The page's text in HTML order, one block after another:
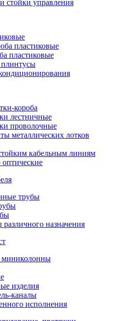
стойки управления
пластиковые
пластиковые
короба
лестничные
проволочные
металлических лотков
кабельным линиям
трубы
назначения
миниколонны
изделия
каналы
исполнения